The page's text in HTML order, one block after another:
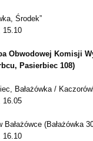
Środek”
15.10
Obwodowej Komisji
Pasierbiec 108)
Bałażówka /
16.05
(Bałażówka
16.10